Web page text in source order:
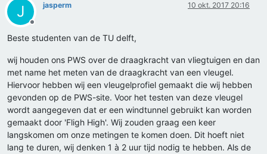
J
Offline
jasperm 10 okt. 2017 20:16
Beste studenten van de TU delft,
wij houden ons PWS over de draagkracht van vliegtuigen en dan
met name het meten van de draagkracht van een vleugel.
Hiervoor hebben wij een vleugelprofiel gemaakt die wij hebben
gevonden op de PWS-site. Voor het testen van deze vleugel
wordt aangegeven dat er een windtunnel gebruikt kan worden
gemaakt door 'Fligh High'. Wij zouden graag een keer
langskomen om onze metingen te komen doen. Dit hoeft niet
lang te duren, wij denken 1 à 2 uur tijd nodig te hebben. Als de